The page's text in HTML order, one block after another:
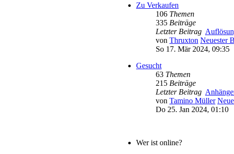
Zu Verkaufen
106 Themen
335 Beiträge
Letzter Beitrag
von Thruxton Neuester
So 17. Mär 2024, 09:35
Gesucht
63 Themen
215 Beiträge
Letzter Beitrag
von Tamino Müller
Do 25. Jan 2024, 01:10
Wer ist online?